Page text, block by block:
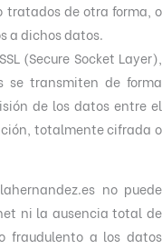
tratados de otra forma, o
a dichos datos.
(Secure Socket Layer),
se transmiten de forma
de los datos entre el
totalmente cifrada o
no puede
ni la ausencia total de
fraudulento a los datos